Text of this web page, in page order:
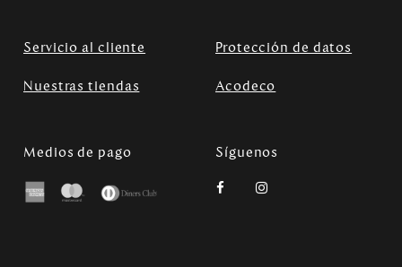
Servicio al cliente Protección de datos
Nuestras tiendas Acodeco
Medios de pago Síguenos